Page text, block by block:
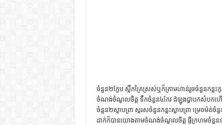
ការស្វែងយល់អំពី ល្ខោនខោល –
ចំនួន២ក្លែប ស្លឹកគ្រៃស្រស់ឬក៏គ្រាមហាន់រួចចំនួនកន្លះ
ចំណង់ចំណូលចិត្ត ទឹកចំនួន៤កែវ ដំឡូងជ្វាបកសំបកហើយ
ចំនួន២ស្លាបព្រា ស្ករសចំនួនកន្លះស្លាបព្រា ម្រេចម៉ត់
ដាក់ក៏បានយោងតាមចំណង់ចំណូលចិត្ត ផ្ទីក្រហមចំនួន១បា